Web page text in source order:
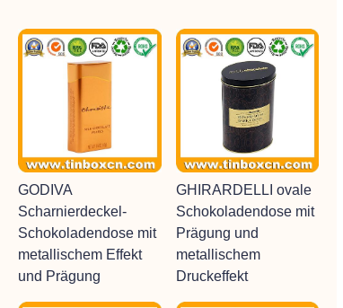
GODIVA
Scharnierdeckel-
Schokoladendose mit
metallischem Effekt
und Prägung
GHIRARDELLI ovale
Schokoladendose mit
Prägung und
metallischem
Druckeffekt